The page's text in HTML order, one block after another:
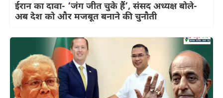
ईरान का दावा- ‘जंग जीत चुके हैं’, संसद अध्यक्ष बोले-
अब देश को और मजबूत बनाने की चुनौती